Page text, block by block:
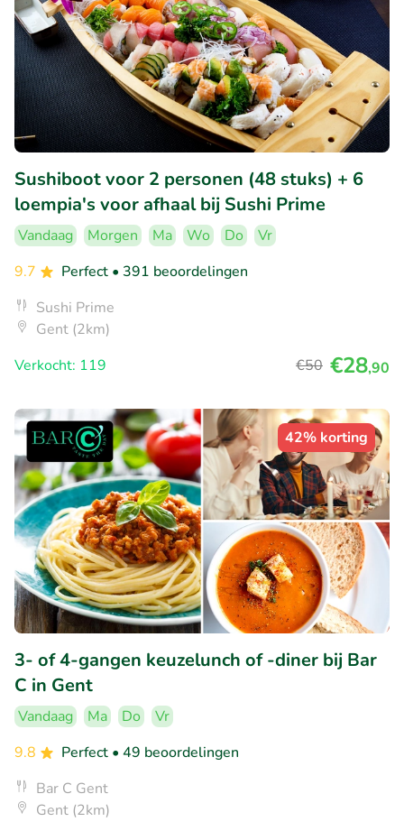
Sushiboot voor 2 personen (48 stuks) + 6
loempia's voor afhaal bij Sushi Prime
Vandaag Morgen Ma Wo Do
Vr
9.7
Perfect • 391 beoordelingen
Sushi Prime
Gent (2km)
Verkocht: 119
€50 €28,90
42% korting
3- of 4-gangen keuzelunch of -diner bij Bar
C in Gent
Vandaag Ma Do
Vr
9.8
Perfect • 49 beoordelingen
Bar C Gent
Gent (2km)